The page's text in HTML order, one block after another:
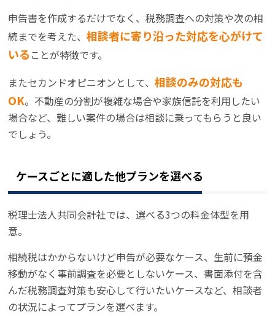
申告書を作成するだけでなく、税務調査への対策や次の相
続までを考えた、相談者に寄り沿った対応を心がけて
いる ことが特徴です。
またセカンドオピニオンとして、相談のみの対応も
OK。不動産の分割が複雑な場合や家族信託を利用したい
場合など、難しい案件の場合は相談に乗ってもらうと良い
でしょう。
ケースごとに適した他プランを選べる
税理士法人共同会計社では、選べる3つの料金体型を用
意。
相続税はかからないけど申告が必要なケース、生前に預金
移動がなく事前調査を必要としないケース、書面添付を含
んだ税務調査対策も安心して行いたいケースなど、相談者
の状況によってプランを選べます。